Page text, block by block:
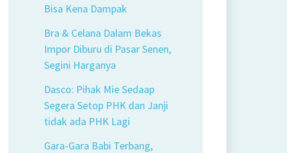
Bisa Kena Dampak
Bra & Celana Dalam Bekas
Impor Diburu di Pasar Senen,
Segini Harganya
Dasco: Pihak Mie Sedaap
Segera Setop PHK dan Janji
tidak ada PHK Lagi
Gara-Gara Babi Terbang,